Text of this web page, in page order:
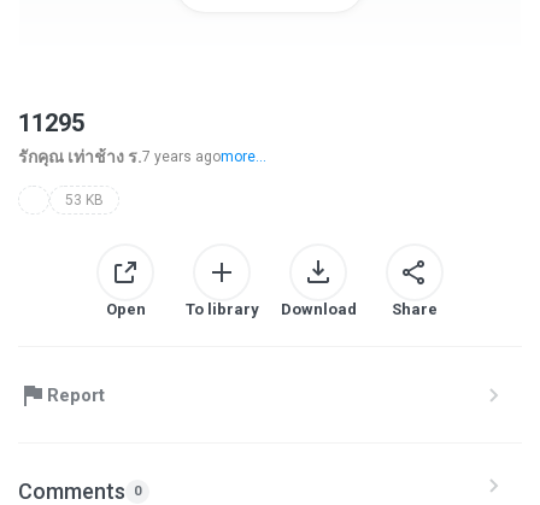
11295
รักคุณ เท่าช้าง ร.7 years agomore...
53 KB
Open To library Download Share
Report
Comments 0